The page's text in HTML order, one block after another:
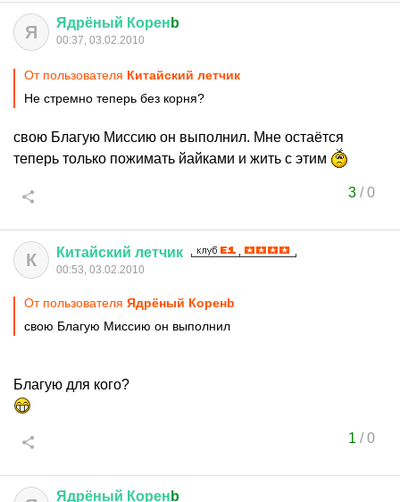
Я Ядрёный Корен b
00:37, 03.02.2010
От пользователя Китайский летчик
Не стремно теперь без корня?
свою Благую Миссию он выполнил. Мне остаётся
теперь только пожимать йайками и жить с этим
3/0
К Китайский летчик
00:53, 03.02.2010
От пользователя Ядрёный Коренb
свою Благую Миссию он выполнил
Благую для кого?
1 /0
Ядрёный Корен b